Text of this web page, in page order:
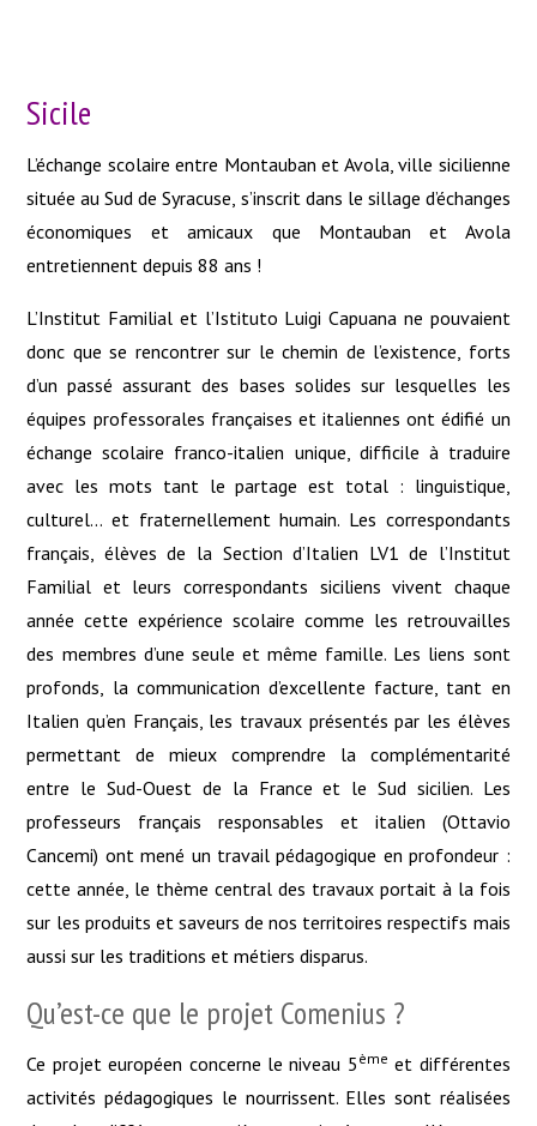
Sicile
L’échange scolaire entre Montauban et Avola, ville sicilienne
située au Sud de Syracuse, s’inscrit dans le sillage d’échanges
économiques et amicaux que Montauban et Avola
entretiennent depuis 88 ans !
L’Institut Familial et l’Istituto Luigi Capuana ne pouvaient
donc que se rencontrer sur le chemin de l’existence, forts
d’un passé assurant des bases solides sur lesquelles les
équipes professorales françaises et italiennes ont édifié un
échange scolaire franco-italien unique, difficile à traduire
avec les mots tant le partage est total : linguistique,
culturel… et fraternellement humain. Les correspondants
français, élèves de la Section d’Italien LV1 de l’Institut
Familial et leurs correspondants siciliens vivent chaque
année cette expérience scolaire comme les retrouvailles
des membres d’une seule et même famille. Les liens sont
profonds, la communication d’excellente facture, tant en
Italien qu’en Français, les travaux présentés par les élèves
permettant de mieux comprendre la complémentarité
entre le Sud-Ouest de la France et le Sud sicilien. Les
professeurs français responsables et italien (Ottavio
Cancemi) ont mené un travail pédagogique en profondeur :
cette année, le thème central des travaux portait à la fois
sur les produits et saveurs de nos territoires respectifs mais
aussi sur les traditions et métiers disparus.
Qu’est-ce que le projet Comenius ?
Ce projet européen concerne le niveau 5 ème et différentes
activités pédagogiques le nourrissent. Elles sont réalisées